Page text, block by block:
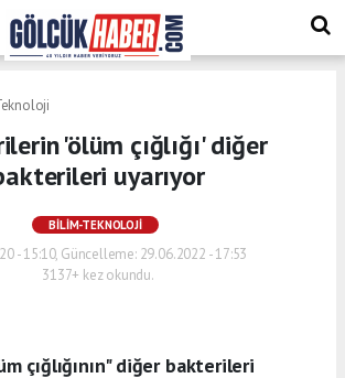
'ölüm çığlığı' diğer
uyarıyor
BILIM-TEKNOLOJI
- 15:10, Güncelleme: 29.06.2022 - 17:53
3137+ kez okundu.
çığlığının" diğer bakterileri